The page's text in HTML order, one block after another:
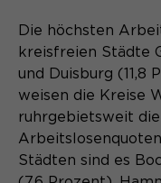
Name
Anbieter
Der
Anbieter
Laufzeit 30
Zweck
Zweck
Die höchsten
kreisfreien Städte
und Duisburg (11,8
weisen die Kreise
ruhrgebietsweit
Städten sind es